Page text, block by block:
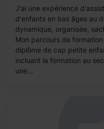
J'ai une expérience
d'enfants en bas âges au
dynamique, organisée,
Mon parcours de
diplôme de cap petite
incluant la formation au
une...